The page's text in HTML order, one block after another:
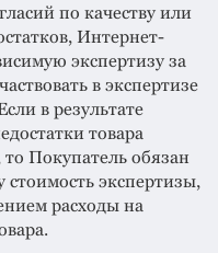
по качеству или
Интернет-
экспертизу за
в экспертизе
в результате
товара
Покупатель обязан
стоимость экспертизы,
расходы на